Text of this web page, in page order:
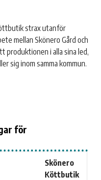
strax utanför
mellan Skönero Gård och
produktionen i alla sina led,
sig inom samma kommun.
för
Skönero
Köttbutik